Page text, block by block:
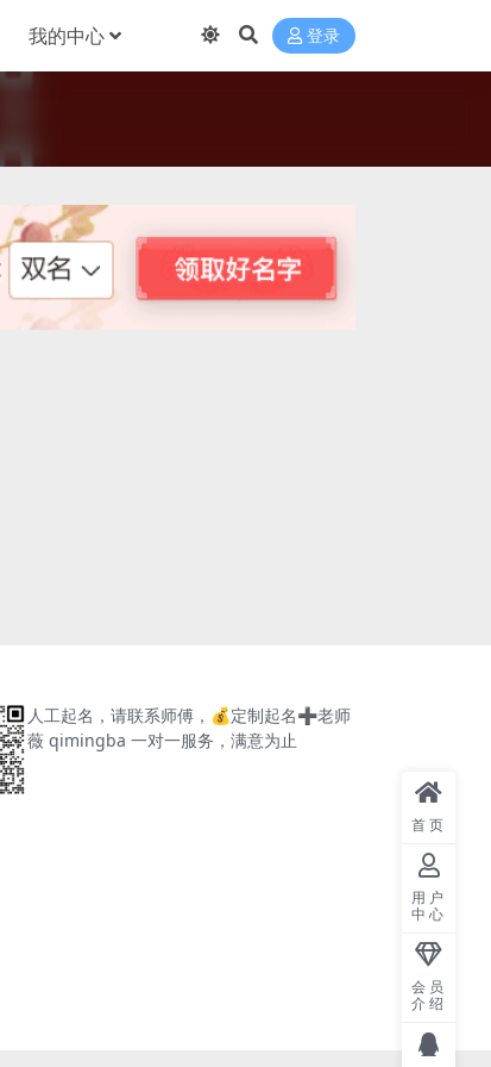
我的中心 登录
人工起名，请联系师傅， 💰定制起名➕老师
薇 qimingba 一对一服务，满意为止
首页
用户
中心
会员
介绍